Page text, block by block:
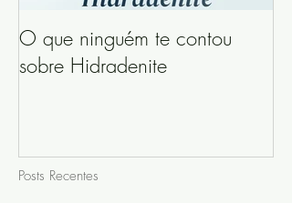
O que ninguém te contou
sobre Hidradenite
Posts Recentes